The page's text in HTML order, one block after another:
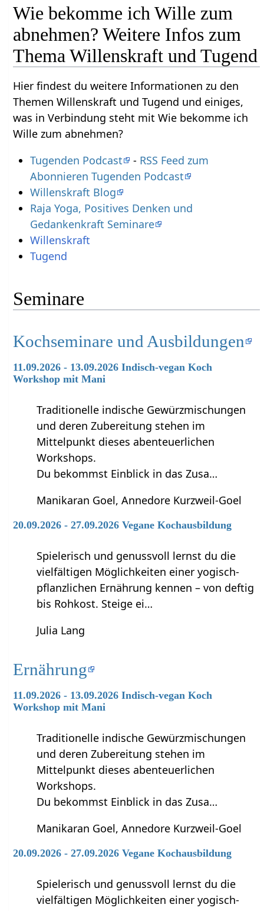
Wie bekomme ich Wille zum
abnehmen? Weitere Infos zum
Thema Willenskraft und Tugend
Hier findest du weitere Informationen zu den
Themen Willenskraft und Tugend und einiges,
was in Verbindung steht mit Wie bekomme ich
Wille zum abnehmen?
Tugenden Podcast
- RSS Feed zum
Abonnieren Tugenden Podcast
Willenskraft Blog
Raja Yoga, Positives Denken und
Gedankenkraft Seminare
Willenskraft
Tugend
Seminare
Kochseminare und Ausbildungen
11.09.2026 - 13.09.2026 Indisch-vegan Koch
Workshop mit Mani
Traditionelle indische Gewürzmischungen
und deren Zubereitung stehen im
Mittelpunkt dieses abenteuerlichen
Workshops.
Du bekommst Einblick in das Zusa…
Manikaran Goel, Annedore Kurzweil-Goel
20.09.2026 - 27.09.2026 Vegane Kochausbildung
Spielerisch und genussvoll lernst du die
vielfältigen Möglichkeiten einer yogisch-
pflanzlichen Ernährung kennen – von deftig
bis Rohkost. Steige ei…
Julia Lang
Ernährung
11.09.2026 - 13.09.2026 Indisch-vegan Koch
Workshop mit Mani
Traditionelle indische Gewürzmischungen
und deren Zubereitung stehen im
Mittelpunkt dieses abenteuerlichen
Workshops.
Du bekommst Einblick in das Zusa…
Manikaran Goel, Annedore Kurzweil-Goel
20.09.2026 - 27.09.2026 Vegane Kochausbildung
Spielerisch und genussvoll lernst du die
vielfältigen Möglichkeiten einer yogisch-